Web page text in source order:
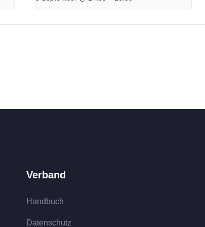
Verband
Handbuch
Datenschutz